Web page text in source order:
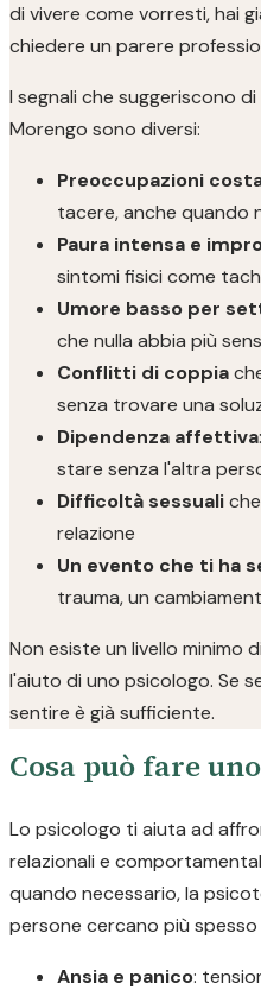
di vivere come vorresti, hai
chiedere un parere
I segnali che suggeriscono
Morengo sono diversi:
Preoccupazioni
tacere, anche quando
Paura intensa e
sintomi fisici come
Umore basso per
che nulla abbia più
Conflitti di coppia
senza trovare una
Dipendenza affettiva
stare senza l'altra
Difficoltà sessuali
relazione
Un evento che ti ha
trauma, un
Non esiste un livello minimo
l'aiuto di uno psicologo. Se
sentire è già sufficiente.
Cosa può fare
Lo psicologo ti aiuta ad
relazionali e
quando necessario, la
persone cercano più
Ansia e panico: